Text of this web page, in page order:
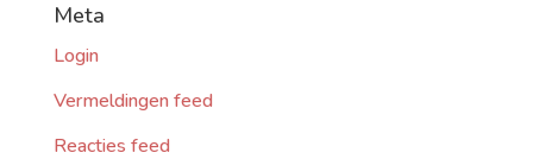
Meta
Login
Vermeldingen feed
Reacties feed